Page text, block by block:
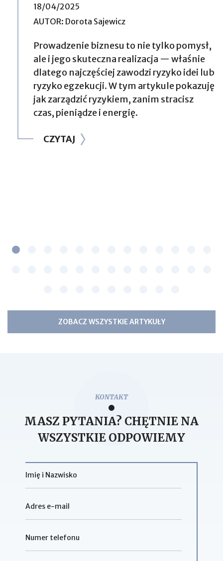
18/04/2025
AUTOR: Dorota Sajewicz
Prowadzenie biznesu to nie tylko pomysł,
ale i jego skuteczna realizacja — właśnie
dlatego najczęściej zawodzi ryzyko idei lub
ryzyko egzekucji. W tym artykule pokazuję
jak zarządzić ryzykiem, zanim stracisz
czas, pieniądze i energię.
CZYTAJ
ZOBACZ WSZYSTKIE ARTYKUŁY
KONTAKT
MASZ PYTANIA? CHĘTNIE NA
WSZYSTKIE ODPOWIEMY